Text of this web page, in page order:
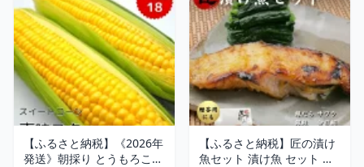
【ふるさと納税】《2026年
発送》朝採り とうもろこし
【ふるさと納税】匠の漬け
魚セット 漬け魚 セット 魚